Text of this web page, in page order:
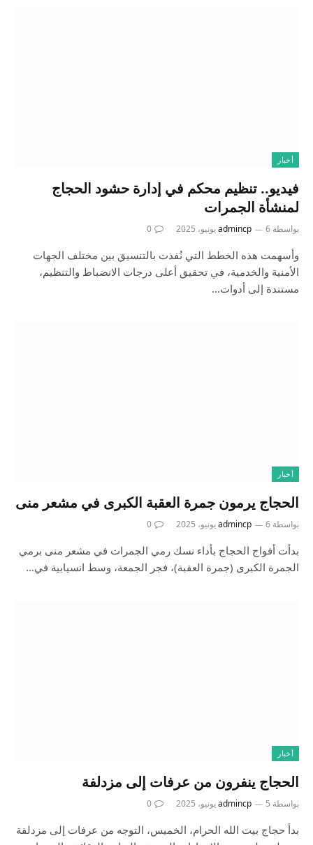
أخبار
فيديو.. تنظيم محكم في إدارة حشود الحجاج
لمنشأة الجمرات
بواسطة admincp 6 يونيو، 2025 0
وأسهمت هذه الخطط التي نُفذت بالتنسيق بين مختلف الجهات
الأمنية والخدمية، في تحقيق أعلى درجات الانضباط والتنظيم،
مستندة إلى أدوات…
أخبار
الحجاج يرمون جمرة العقبة الكبرى في مشعر منى
بواسطة admincp 6 يونيو، 2025 0
بدأت أفواج الحجاج بأداء نسك رمي الجمرات في مشعر منى برمي
الجمرة الكبرى (جمرة العقبة)، فجر الجمعة، وسط انسيابية في…
أخبار
الحجاج ينفرون من عرفات إلى مزدلفة
بواسطة admincp 5 يونيو، 2025 0
بدأ حجاج بيت الله الحرام، الخميس، التوجه من عرفات إلى مزدلفة